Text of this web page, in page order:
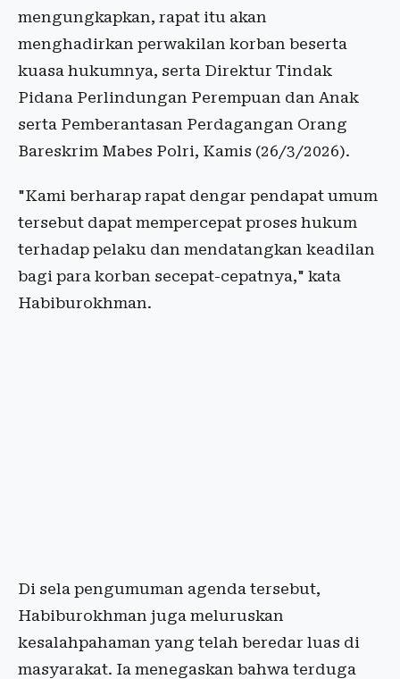
mengungkapkan, rapat itu akan
menghadirkan perwakilan korban beserta
kuasa hukumnya, serta Direktur Tindak
Pidana Perlindungan Perempuan dan Anak
serta Pemberantasan Perdagangan Orang
Bareskrim Mabes Polri, Kamis (26/3/2026).
"Kami berharap rapat dengar pendapat umum
tersebut dapat mempercepat proses hukum
terhadap pelaku dan mendatangkan keadilan
bagi para korban secepat-cepatnya," kata
Habiburokhman.
Di sela pengumuman agenda tersebut,
Habiburokhman juga meluruskan
kesalahpahaman yang telah beredar luas di
masyarakat. Ia menegaskan bahwa terduga